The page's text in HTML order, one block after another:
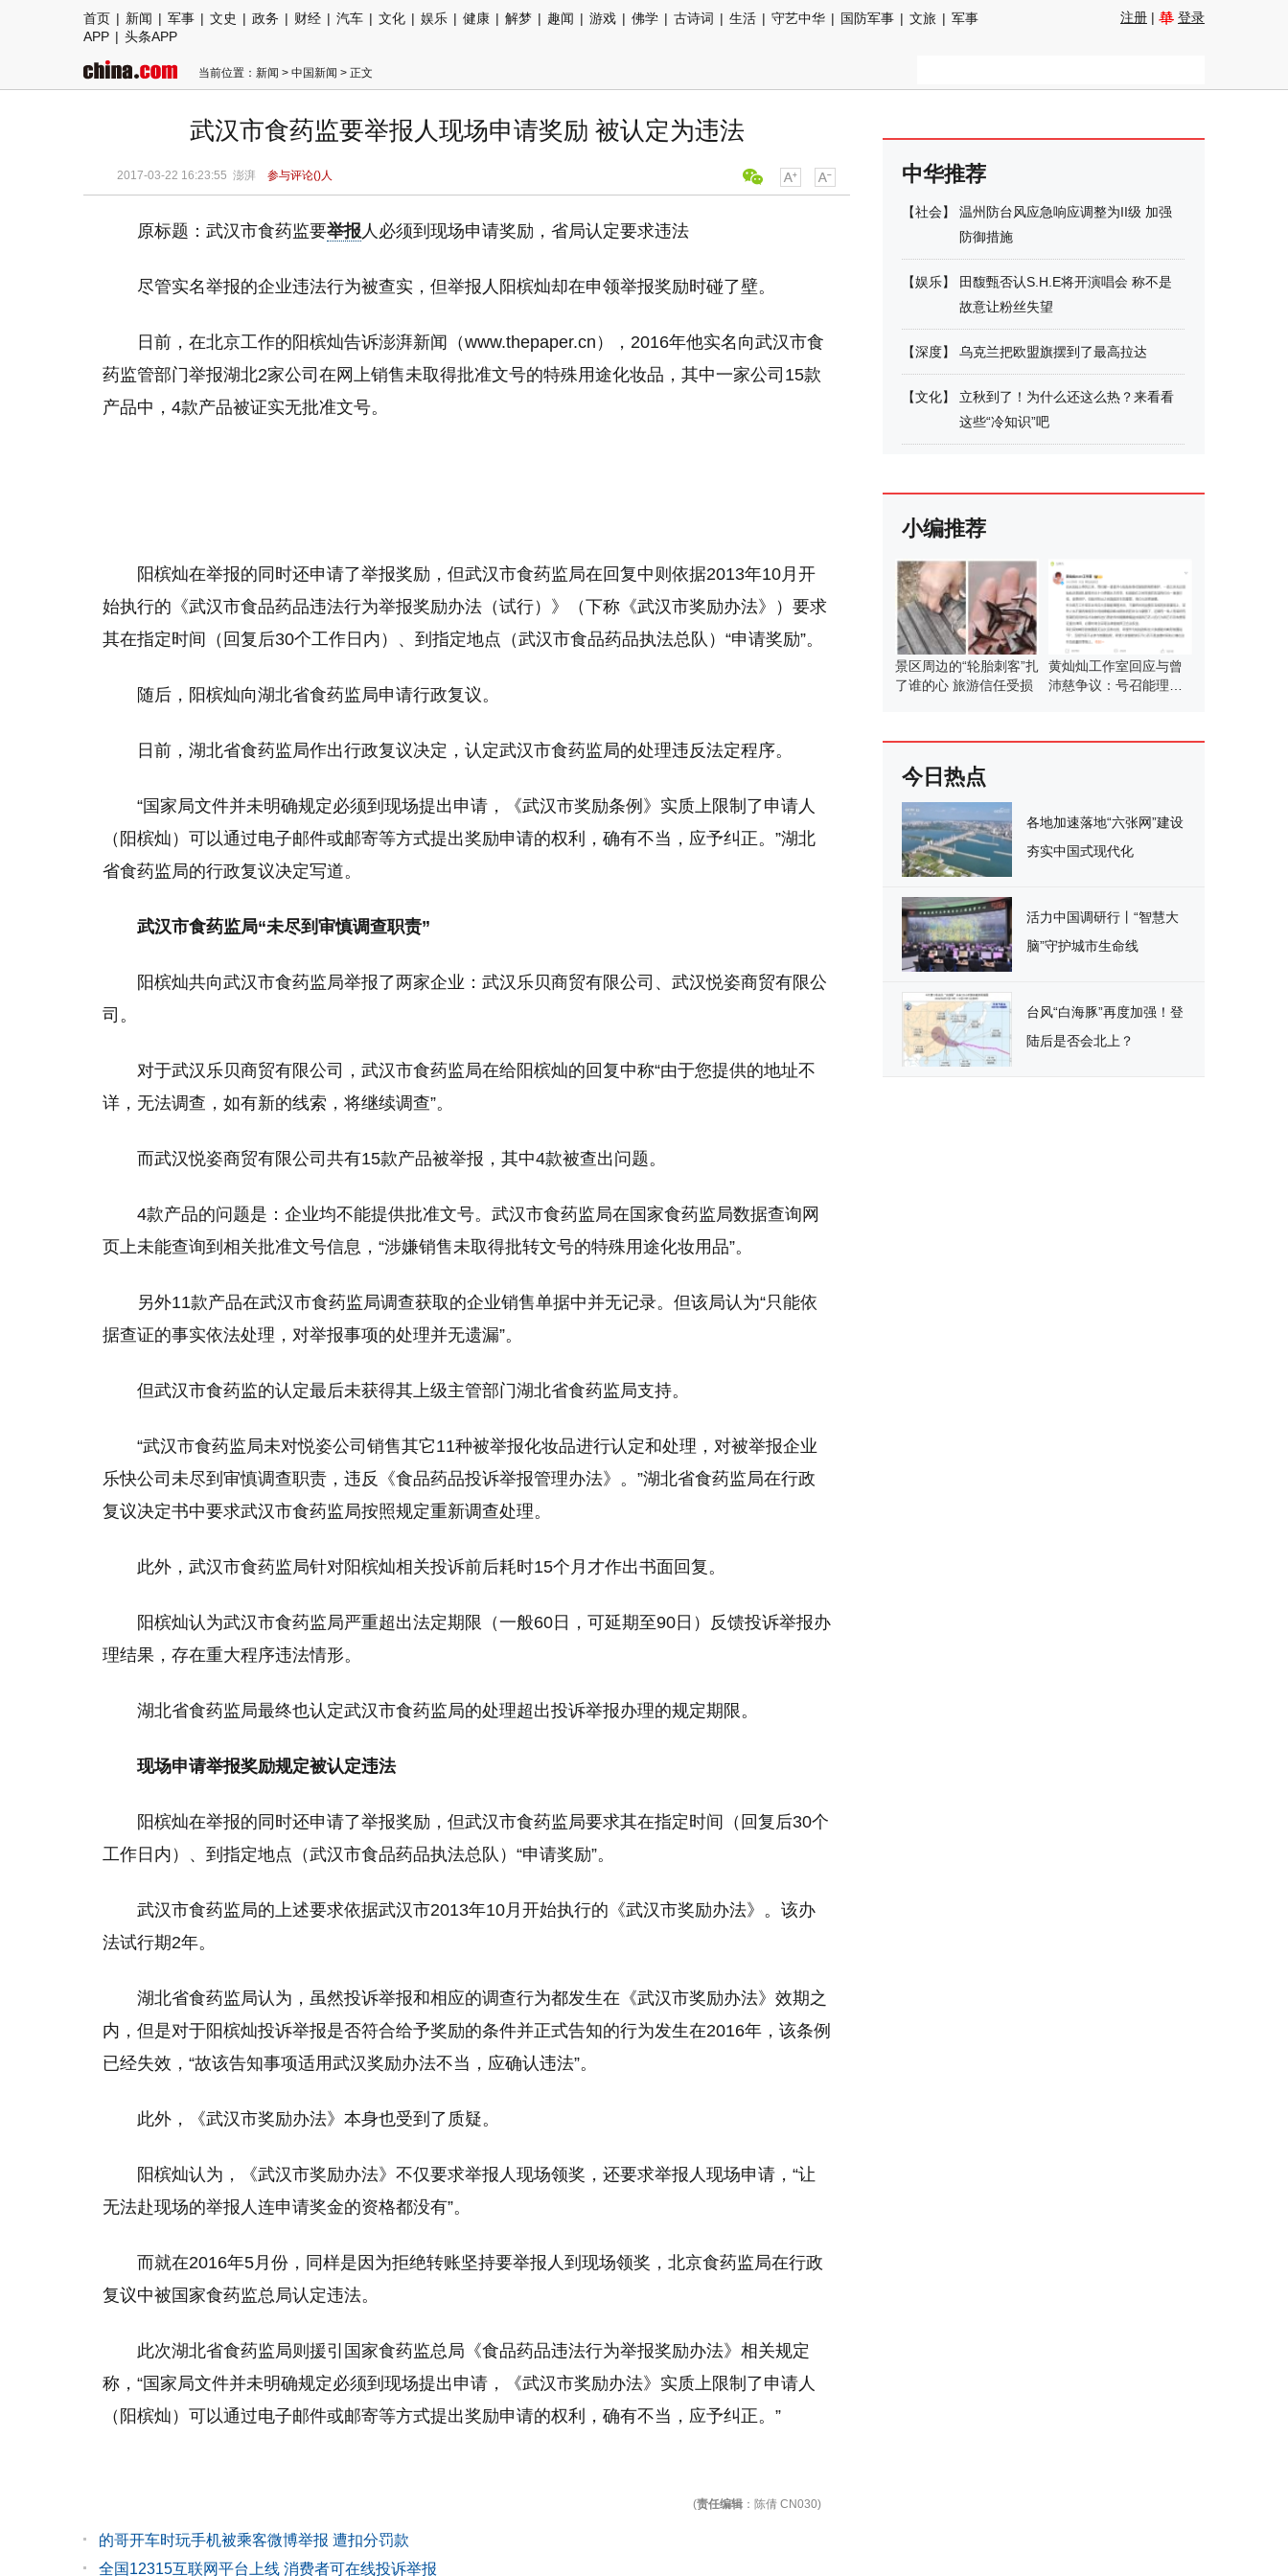
首页 | 新闻 | 军事 | 文史 | 政务 | 财经 | 汽车 | 文化 | 娱乐 | 健康 | 解梦 | 趣闻 | 游戏 | 佛学 | 古诗词 | 生活 | 守艺中华 | 国防军事 | 文旅 | 军事
APP | 头条APP
注册 | 登录
当前位置： 新闻 > 中国新闻 > 正文
武汉市食药监要举报人现场申请奖励 被认定为违法
2017-03-22 16:23:55 澎湃 参与评论()人
原标题：武汉市食药监要举报人必须到现场申请奖励，省局认定要求违法
尽管实名举报的企业违法行为被查实，但举报人阳槟灿却在申领举报奖励时碰了壁。
日前，在北京工作的阳槟灿告诉澎湃新闻（www.thepaper.cn），2016年他实名向武汉市食
药监管部门举报湖北2家公司在网上销售未取得批准文号的特殊用途化妆品，其中一家公司15款
产品中，4款产品被证实无批准文号。
阳槟灿在举报的同时还申请了举报奖励，但武汉市食药监局在回复中则依据2013年10月开
始执行的《武汉市食品药品违法行为举报奖励办法（试行）》（下称《武汉市奖励办法》）要求
其在指定时间（回复后30个工作日内）、到指定地点（武汉市食品药品执法总队）“申请奖励”。
随后，阳槟灿向湖北省食药监局申请行政复议。
日前，湖北省食药监局作出行政复议决定，认定武汉市食药监局的处理违反法定程序。
“国家局文件并未明确规定必须到现场提出申请，《武汉市奖励条例》实质上限制了申请人
（阳槟灿）可以通过电子邮件或邮寄等方式提出奖励申请的权利，确有不当，应予纠正。”湖北
省食药监局的行政复议决定写道。
武汉市食药监局“未尽到审慎调查职责”
阳槟灿共向武汉市食药监局举报了两家企业：武汉乐贝商贸有限公司、武汉悦姿商贸有限公
司。
对于武汉乐贝商贸有限公司，武汉市食药监局在给阳槟灿的回复中称“由于您提供的地址不
详，无法调查，如有新的线索，将继续调查”。
而武汉悦姿商贸有限公司共有15款产品被举报，其中4款被查出问题。
4款产品的问题是：企业均不能提供批准文号。武汉市食药监局在国家食药监局数据查询网
页上未能查询到相关批准文号信息，“涉嫌销售未取得批转文号的特殊用途化妆用品”。
另外11款产品在武汉市食药监局调查获取的企业销售单据中并无记录。但该局认为“只能依
据查证的事实依法处理，对举报事项的处理并无遗漏”。
但武汉市食药监的认定最后未获得其上级主管部门湖北省食药监局支持。
“武汉市食药监局未对悦姿公司销售其它11种被举报化妆品进行认定和处理，对被举报企业
乐快公司未尽到审慎调查职责，违反《食品药品投诉举报管理办法》。”湖北省食药监局在行政
复议决定书中要求武汉市食药监局按照规定重新调查处理。
此外，武汉市食药监局针对阳槟灿相关投诉前后耗时15个月才作出书面回复。
阳槟灿认为武汉市食药监局严重超出法定期限（一般60日，可延期至90日）反馈投诉举报办
理结果，存在重大程序违法情形。
湖北省食药监局最终也认定武汉市食药监局的处理超出投诉举报办理的规定期限。
现场申请举报奖励规定被认定违法
阳槟灿在举报的同时还申请了举报奖励，但武汉市食药监局要求其在指定时间（回复后30个
工作日内）、到指定地点（武汉市食品药品执法总队）“申请奖励”。
武汉市食药监局的上述要求依据武汉市2013年10月开始执行的《武汉市奖励办法》。该办
法试行期2年。
湖北省食药监局认为，虽然投诉举报和相应的调查行为都发生在《武汉市奖励办法》效期之
内，但是对于阳槟灿投诉举报是否符合给予奖励的条件并正式告知的行为发生在2016年，该条例
已经失效，“故该告知事项适用武汉奖励办法不当，应确认违法”。
此外，《武汉市奖励办法》本身也受到了质疑。
阳槟灿认为，《武汉市奖励办法》不仅要求举报人现场领奖，还要求举报人现场申请，“让
无法赴现场的举报人连申请奖金的资格都没有”。
而就在2016年5月份，同样是因为拒绝转账坚持要举报人到现场领奖，北京食药监局在行政
复议中被国家食药监总局认定违法。
此次湖北省食药监局则援引国家食药监总局《食品药品违法行为举报奖励办法》相关规定
称，“国家局文件并未明确规定必须到现场提出申请，《武汉市奖励办法》实质上限制了申请人
（阳槟灿）可以通过电子邮件或邮寄等方式提出奖励申请的权利，确有不当，应予纠正。”
(责任编辑 ：陈倩 CN030)
的哥开车时玩手机被乘客微博举报 遭扣分罚款
全国12315互联网平台上线 消费者可在线投诉举报
中华推荐
【社会】
温州防台风应急响应调整为II级 加强
防御措施
【娱乐】
田馥甄否认S.H.E将开演唱会 称不是
故意让粉丝失望
【深度】 乌克兰把欧盟旗摆到了最高拉达
【文化】
立秋到了！为什么还这么热？来看看
这些“冷知识”吧
小编推荐
景区周边的“轮胎刺客”扎
了谁的心 旅游信任受损
黄灿灿工作室回应与曾
沛慈争议：号召能理智
今日热点
各地加速落地“六张网”建设
夯实中国式现代化
活力中国调研行丨“智慧大
脑”守护城市生命线
台风“白海豚”再度加强！登
陆后是否会北上？